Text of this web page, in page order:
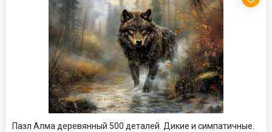
Пазл Алма деревянный 500 деталей. Дикие и симпатичные.